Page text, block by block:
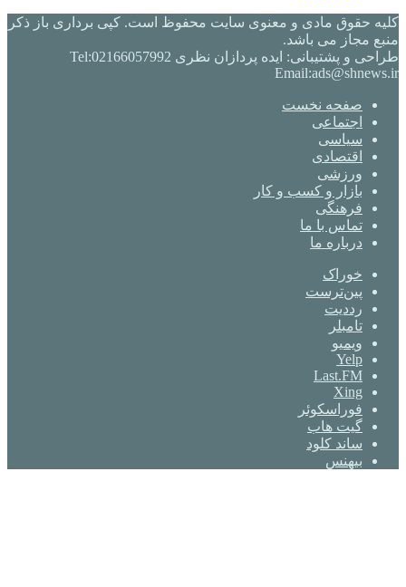
کلیه حقوق مادی و معنوی سایت محفوظ است. کپی برداری باز ذکر
منبع مجاز می باشد.
طراحی و پشتیبانی: ایده پردازان نظری Tel:02166057992
Email:ads@shnews.ir
صفحه نخست
اجتماعی
سیاسی
اقتصادی
ورزشی
بازار و کسب و کار
فرهنگی
تماس با ما
درباره ما
خوراک
‫پین‌ترست
‫رددیت
‫تامبلر
ویمیو
Yelp
Last.FM
Xing
فوراسکوئر
گیت ‌هاب
ساند کلود
بیهنس